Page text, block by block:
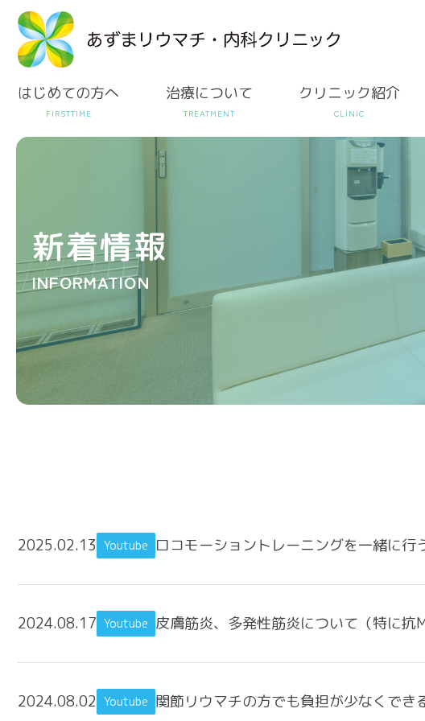
はじめての方へ 治療について クリニック紹介
新着情報
INFORMATION
2025.02.13 Youtube ロコモーショントレーニングを一緒に行
2024.08.17 Youtube 皮膚筋炎、多発性筋炎について（特に抗
2024.08.02 Youtube 関節リウマチの方でも負担が少なくでき